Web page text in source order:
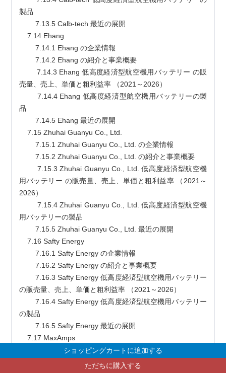
製品
        7.13.5 Calb-tech 最近の展開
    7.14 Ehang
        7.14.1 Ehang の企業情報
        7.14.2 Ehang の紹介と事業概要
売量、売上、単価と粗利益率 （2021～2026）
品
        7.14.5 Ehang 最近の展開
    7.15 Zhuhai Guanyu Co., Ltd.
        7.15.1 Zhuhai Guanyu Co., Ltd. の企業情報
        7.15.2 Zhuhai Guanyu Co., Ltd. の紹介と事業概要
用バッテリー の販売量、売上、単価と粗利益率 （2021～
2026）
用バッテリーの製品
        7.15.5 Zhuhai Guanyu Co., Ltd. 最近の展開
    7.16 Safty Energy
        7.16.1 Safty Energy の企業情報
        7.16.2 Safty Energy の紹介と事業概要
        7.16.3 Safty Energy 低高度経済型航空機用バッテリー
の販売量、売上、単価と粗利益率 （2021～2026）
        7.16.4 Safty Energy 低高度経済型航空機用バッテリー
の製品
        7.16.5 Safty Energy 最近の展開
    7.17 MaxAmps
        7.17.1 MaxAmps の企業情報
        7.17.2 MaxAmps の紹介と事業概要
ショッピングカートに追加する
ただちに購入する